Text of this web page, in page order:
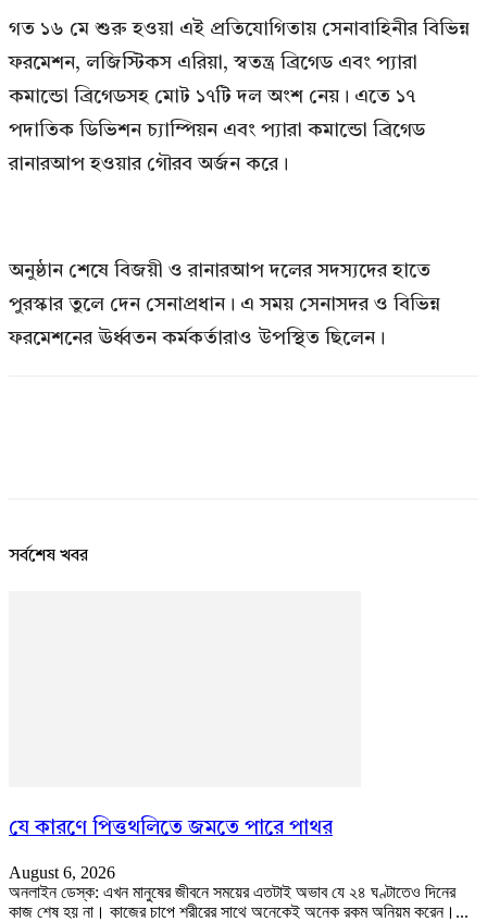
গত ১৬ মে শুরু হওয়া এই প্রতিযোগিতায় সেনাবাহিনীর বিভিন্ন
ফরমেশন, লজিস্টিকস এরিয়া, স্বতন্ত্র ব্রিগেড এবং প্যারা
কমান্ডো ব্রিগেডসহ মোট ১৭টি দল অংশ নেয়। এতে ১৭
পদাতিক ডিভিশন চ্যাম্পিয়ন এবং প্যারা কমান্ডো ব্রিগেড
রানারআপ হওয়ার গৌরব অর্জন করে।
অনুষ্ঠান শেষে বিজয়ী ও রানারআপ দলের সদস্যদের হাতে
পুরস্কার তুলে দেন সেনাপ্রধান। এ সময় সেনাসদর ও বিভিন্ন
ফরমেশনের ঊর্ধ্বতন কর্মকর্তারাও উপস্থিত ছিলেন।
সর্বশেষ খবর
যে কারণে পিত্তথলিতে জমতে পারে পাথর
August 6, 2026
অনলাইন ডেস্ক: এখন মানুষের জীবনে সময়ের এতটাই অভাব যে ২৪ ঘণ্টাতেও দিনের
কাজ শেষ হয় না। কাজের চাপে শরীরের সাথে অনেকেই অনেক রকম অনিয়ম করেন।...